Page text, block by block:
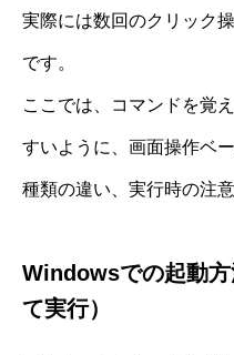
実際には数回のクリック
です。
ここでは、コマンドを覚
すいように、画面操作ベ
種類の違い、実行時の注
Windowsでの起動
て実行）